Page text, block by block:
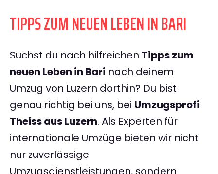
TIPPS ZUM NEUEN LEBEN IN BARI
Suchst du nach hilfreichen Tipps zum
neuen Leben in Bari nach deinem
Umzug von Luzern dorthin? Du bist
genau richtig bei uns, bei Umzugsprofi
Theiss aus Luzern. Als Experten für
internationale Umzüge bieten wir nicht
nur zuverlässige